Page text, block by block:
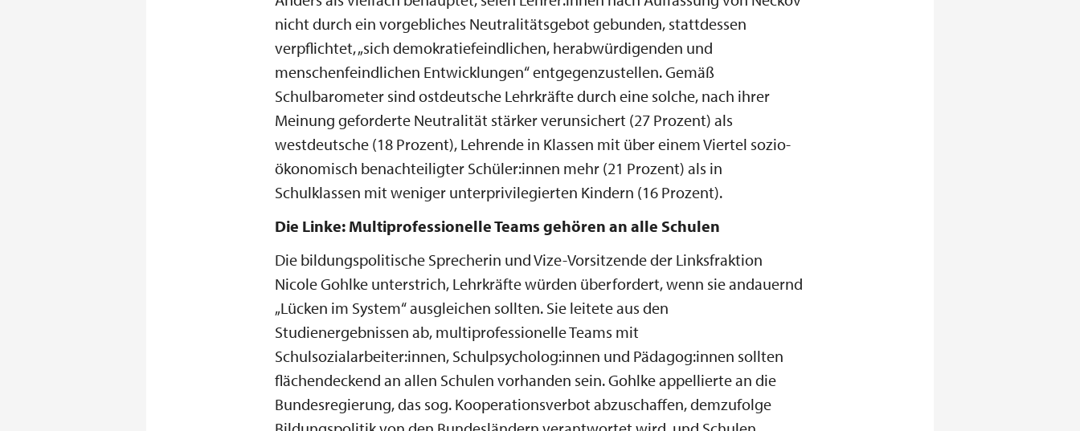
nicht durch ein vorgebliches Neutralitätsgebot gebunden, stattdessen
verpflichtet, „sich demokratiefeindlichen, herabwürdigenden und
menschenfeindlichen Entwicklungen“ entgegenzustellen. Gemäß
Schulbarometer sind ostdeutsche Lehrkräfte durch eine solche, nach ihrer
Meinung geforderte Neutralität stärker verunsichert (27 Prozent) als
westdeutsche (18 Prozent), Lehrende in Klassen mit über einem Viertel sozio-
ökonomisch benachteiligter Schüler:innen mehr (21 Prozent) als in
Schulklassen mit weniger unterprivilegierten Kindern (16 Prozent).
Die Linke: Multiprofessionelle Teams gehören an alle Schulen
Die bildungspolitische Sprecherin und Vize-Vorsitzende der Linksfraktion
Nicole Gohlke unterstrich, Lehrkräfte würden überfordert, wenn sie andauernd
„Lücken im System“ ausgleichen sollten. Sie leitete aus den
Studienergebnissen ab, multiprofessionelle Teams mit
Schulsozialarbeiter:innen, Schulpsycholog:innen und Pädagog:innen sollten
flächendeckend an allen Schulen vorhanden sein. Gohlke appellierte an die
Bundesregierung, das sog. Kooperationsverbot abzuschaffen, demzufolge